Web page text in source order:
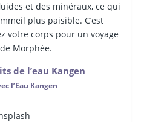
et des minéraux, ce qui
plus paisible. C’est
votre corps pour un voyage
Morphée.
de l’eau Kangen
l’Eau Kangen